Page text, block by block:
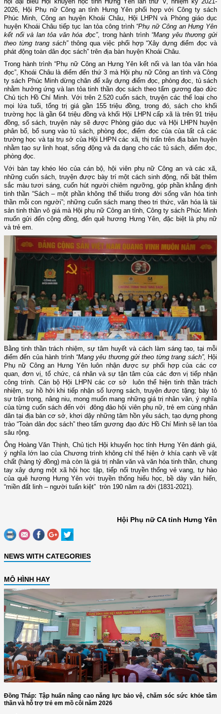
2026, Hội P hụ nữ Công an tỉnh Hưng Yên phối hợp với Công ty sách
Phúc Minh, Công an huyện Khoái Châu, Hội LHPN và Phòng giáo dục
huyện Khoái Châutiếp tục lan tỏacông trình “Phụ nữ Công an Hưng Yên
kết nối và lan tỏa văn hóa đọc”, trong hành trình “Mang yêu thương gửi
theo từng trang sách”thông qua việcphối hợp“Xây dựng điểm đọc và
phát động toàn dân đọc sách” trên địa bàn huyện Khoái Châu.
Trong hành trình “Phụ nữ Công an Hưng Yên kết nối và lan tỏa văn hóa
đọc”, Khoái Châu là điểm đến thứ3 mà Hội phụ nữ Công an tỉnh và Công
ty sách Phúc Minhdừng chân để xây dựng điểm đọc, phòng đọc, tủ sách
nhằm hưởng ứng và lan tỏa tinh thần đọc sách theo tấm gương đạo đức
Chủ tịch Hồ Chí Minh. Với trên 2.520 cuốn sách, truyện các thể loại cho
mọi lứa tuổi, tổng trị giá gần 155 triệu đồng, trong đó, sách cho khối
trường học làgần 64 triệu đồngvà khối Hội LHPN cấp xã là trên 91 triệu
đồng, số sách, truyện này sẽ được Phòng giáo dục và Hội LHPN huyện
phân bổ, bổ sung vào tủ sách, phòng đọc, điểm đọc của của tất cả các
trường học và tại trụ sở của Hội LHPN các xã, thị trấn trên địa bàn huyện
nhằm tạo sự linh hoạt, sống động và đa dạng cho các tủ sách, điểm đọc,
phòng đọc.
Với bàn tay khéo léo của cán bộ, hội viên phụ nữ Công an và các xã,
những cuốn sách, truyện được bày trí một cách sinh động, nổi bật thêm
sắc màu tươi sáng, cuốn hút người chiêm ngưỡng, góp phần khẳng định
tinh thần “Sách – một phần không thể thiếu trong đời sống văn hóa tinh
thần mỗi con người”; những cuốn sách mang theo tri thức, văn hóa là tài
sản tinh thần vô giá mà Hội phụ nữ Công an tỉnh, Công ty sách Phúc Minh
muốn gửi đến cộng đồng, đến quê hương Hưng Yên, đặc biệt là phụ nữ
và trẻ em.
Bằng tinh thần trách nhiệm, sự tâm huyết và cách làm sáng tạo, tại mỗi
điểm đến của hành trình “Mang yêu thương gửi theo từng trang sách”, Hội
Phụ nữ Công an Hưng Yên luôn nhận được sự phối hợp của các cơ
quan, đơn vị, tổ chức, cá nhân và sự tận tâm của các đơn vị tiếp nhận
công trình. Cán bộ Hội LHPN các cơ sở luôn thể hiện tinh thần trách
nhiệm, sự hồ hởi khi tiếp nhận số lượng sách, truyện được tặng; bày tỏ
sự trận trọng, nâng niu, mong muốn mang những giá trị nhân văn, ý nghĩa
của từng cuốn sách đến với đông đảo hội viên phụ nữ, trẻ em cùng nhân
dân tại địa bàn cơ sở, khơi dậy những tâm hồn yêu sách, tạo dựng phong
trào “Toàn dân đọc sách” theo tấm gương đạo đức Hồ Chí Minh sẽlan tỏa
sâu rộng.
Ông Hoàng Văn Thịnh, Chủ tịch Hội khuyến học tỉnh Hưng Yên đánh giá,
ý nghĩa lớn lao của Chương trình không chỉ thể hiện ở khía cạnh về vật
chất (hàng tỷ đồng) mà còn là giá trị nhân văn và văn hóa tinh thần, chung
tay xây dựng một xã hội học tập, tiếp nối truyền thống vẻ vang, tự hào
của quê hương Hưng Yên với truyền thống hiếu học, bề dày văn hiến,
“miền đất linh – người tuấn kiệt” tròn 190 năm ra đời (1831-2021).
Hội Phụ nữ CA tỉnh Hưng Yên
NEWS WITH CATEGORIES
MÔ HÌNH HAY
Đồng Tháp: Tập huấn nâng cao năng lực bảo vệ, chăm sóc sức khỏe tâm
thần và hỗ trợ trẻ em mồ côi năm 2026